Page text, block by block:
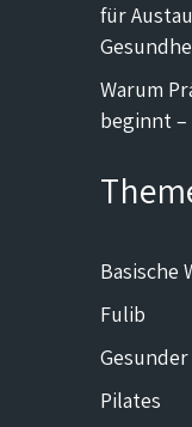
für
Warum
beginnt
Basische
Fulib
Gesunder
Pilates